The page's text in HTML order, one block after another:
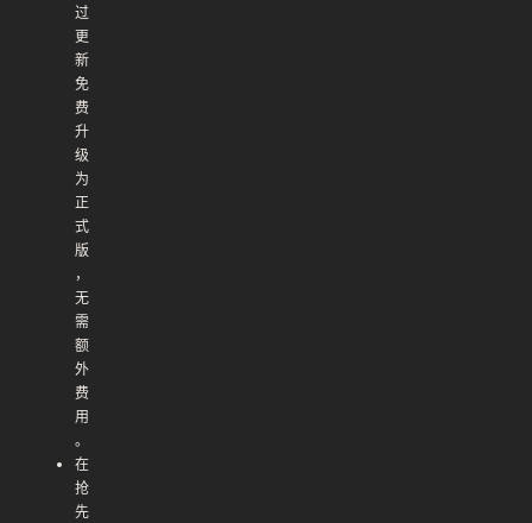
过
更
新
免
费
升
级
为
正
式
版
，
无
需
额
外
费
用
。
在
抢
先